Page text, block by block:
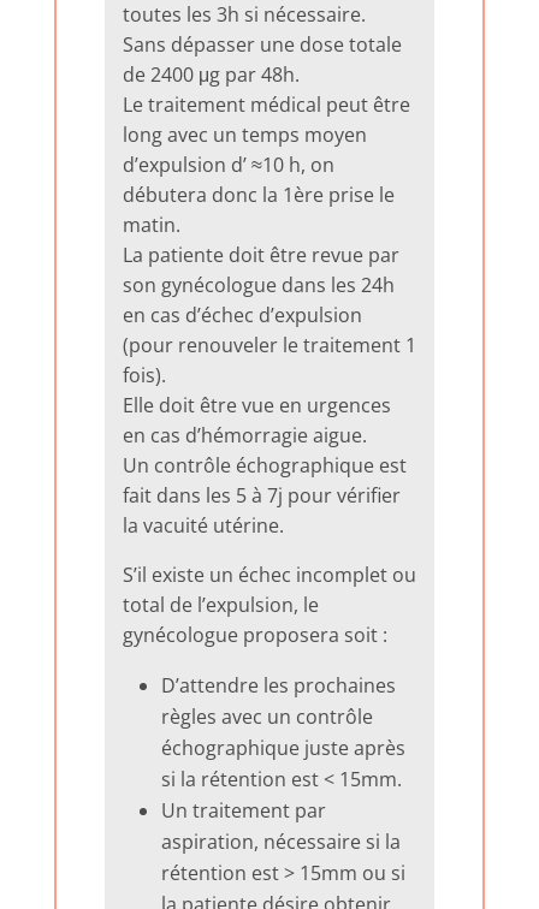
toutes les 3h si nécessaire.
Sans dépasser une dose totale
de 2400 μg par 48h.
Le traitement médical peut être
long avec un temps moyen
d’expulsion d’ ≈10 h, on
débutera donc la 1ère prise le
matin.
La patiente doit être revue par
son gynécologue dans les 24h
en cas d’échec d’expulsion
(pour renouveler le traitement 1
fois).
Elle doit être vue en urgences
en cas d’hémorragie aigue.
Un contrôle échographique est
fait dans les 5 à 7j pour vérifier
la vacuité utérine.
S’il existe un échec incomplet ou
total de l’expulsion, le
gynécologue proposera soit :
D’attendre les prochaines
règles avec un contrôle
échographique juste après
si la rétention est < 15mm.
Un traitement par
aspiration, nécessaire si la
rétention est > 15mm ou si